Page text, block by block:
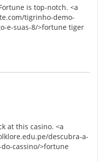
is top-notch. <a
tigrinho-demo-
e-suas-8/>fortune tiger
at this casino. <a
descubra-a-
cassino/>fortune